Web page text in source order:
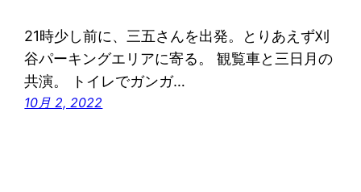
21時少し前に、三五さんを出発。とりあえず刈
谷パーキングエリアに寄る。 観覧車と三日月の
共演。 トイレでガンガ…
10月 2, 2022